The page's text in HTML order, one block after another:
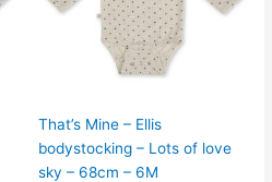
That’s Mine – Ellis
bodystocking – Lots of love
sky – 68cm – 6M